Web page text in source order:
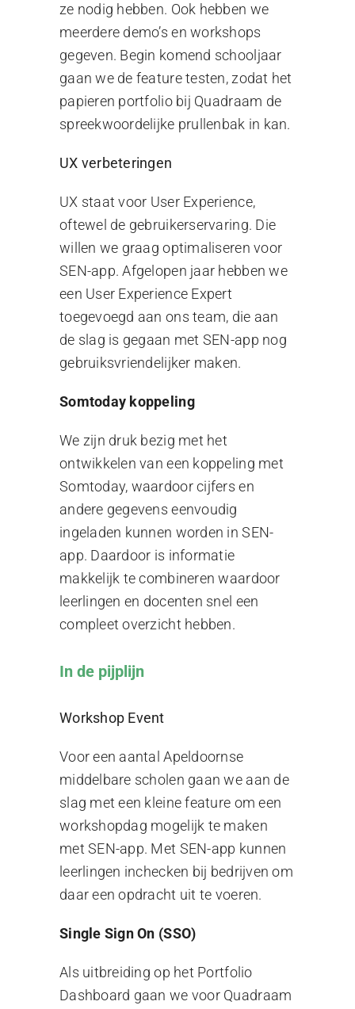
ze nodig hebben. Ook hebben we
meerdere demo’s en workshops
gegeven. Begin komend schooljaar
gaan we de feature testen, zodat het
papieren portfolio bij Quadraam de
spreekwoordelijke prullenbak in kan.
UX verbeteringen
UX staat voor User Experience,
oftewel de gebruikerservaring. Die
willen we graag optimaliseren voor
SEN-app. Afgelopen jaar hebben we
een User Experience Expert
toegevoegd aan ons team, die aan
de slag is gegaan met SEN-app nog
gebruiksvriendelijker maken.
Somtoday koppeling
We zijn druk bezig met het
ontwikkelen van een koppeling met
Somtoday, waardoor cijfers en
andere gegevens eenvoudig
ingeladen kunnen worden in SEN-
app. Daardoor is informatie
makkelijk te combineren waardoor
leerlingen en docenten snel een
compleet overzicht hebben.
In de pijplijn
Workshop Event
Voor een aantal Apeldoornse
middelbare scholen gaan we aan de
slag met een kleine feature om een
workshopdag mogelijk te maken
met SEN-app. Met SEN-app kunnen
leerlingen inchecken bij bedrijven om
daar een opdracht uit te voeren.
Single Sign On (SSO)
Als uitbreiding op het Portfolio
Dashboard gaan we voor Quadraam